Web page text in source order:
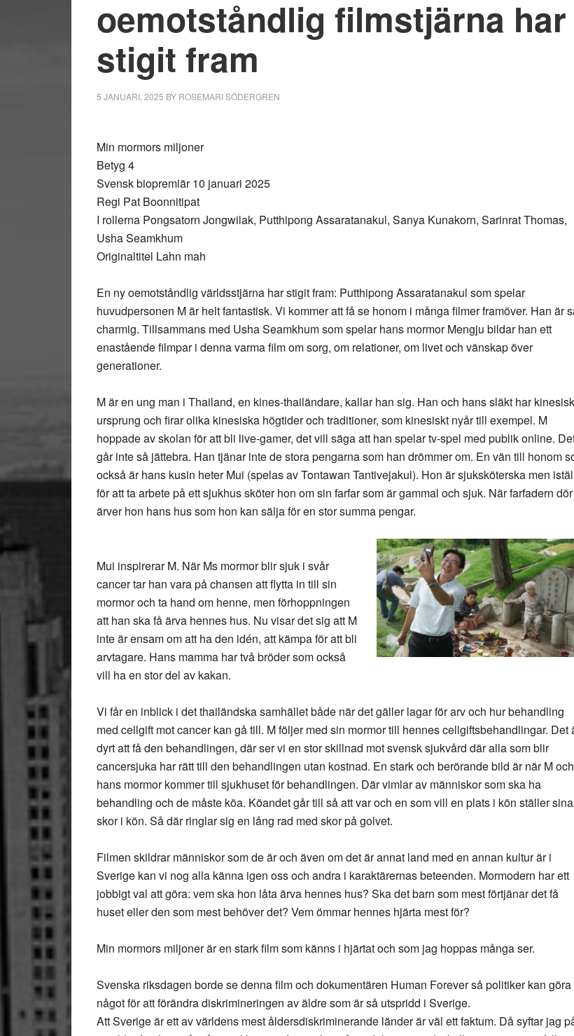
oemotståndlig filmstjärna har
stigit fram
5 JANUARI, 2025 BY ROSEMARI SÖDERGREN
Min mormors miljoner
Betyg 4
Svensk biopremiär 10 januari 2025
Regi Pat Boonnitipat
I rollerna Pongsatorn Jongwilak, Putthipong Assaratanakul, Sanya Kunakorn, Sarinrat Thomas,
Usha Seamkhum
Originaltitel Lahn mah
En ny oemotståndlig världsstjärna har stigit fram: Putthipong Assaratanakul som spelar
huvudpersonen M är helt fantastisk. Vi kommer att få se honom i många filmer framöver. Han är
charmig. Tillsammans med Usha Seamkhum som spelar hans mormor Mengju bildar han ett
enastående filmpar i denna varma film om sorg, om relationer, om livet och vänskap över
generationer.
M är en ung man i Thailand, en kines-thailändare, kallar han sig. Han och hans släkt har
ursprung och firar olika kinesiska högtider och traditioner, som kinesiskt nyår till exempel. M
hoppade av skolan för att bli live-gamer, det vill säga att han spelar tv-spel med publik online.
går inte så jättebra. Han tjänar inte de stora pengarna som han drömmer om. En vän till honom
också är hans kusin heter Mui (spelas av Tontawan Tantivejakul). Hon är sjuksköterska men
för att ta arbete på ett sjukhus sköter hon om sin farfar som är gammal och sjuk. När farfadern dör
ärver hon hans hus som hon kan sälja för en stor summa pengar.
Mui inspirerar M. När Ms mormor blir sjuk i svår
cancer tar han vara på chansen att flytta in till sin
mormor och ta hand om henne, men förhoppningen
att han ska få ärva hennes hus. Nu visar det sig att M
inte är ensam om att ha den idén, att kämpa för att bli
arvtagare. Hans mamma har två bröder som också
vill ha en stor del av kakan.
Vi får en inblick i det thailändska samhället både när det gäller lagar för arv och hur behandling
med cellgift mot cancer kan gå till. M följer med sin mormor till hennes cellgiftsbehandlingar. Det
dyrt att få den behandlingen, där ser vi en stor skillnad mot svensk sjukvård där alla som blir
cancersjuka har rätt till den behandlingen utan kostnad. En stark och berörande bild är när M och
hans mormor kommer till sjukhuset för behandlingen. Där vimlar av människor som ska ha
behandling och de måste köa. Köandet går till så att var och en som vill en plats i kön ställer sina
skor i kön. Så där ringlar sig en lång rad med skor på golvet.
Filmen skildrar människor som de är och även om det är annat land med en annan kultur är i
Sverige kan vi nog alla känna igen oss och andra i karaktärernas beteenden. Mormodern har ett
jobbigt val att göra: vem ska hon låta ärva hennes hus? Ska det barn som mest förtjänar det få
huset eller den som mest behöver det? Vem ömmar hennes hjärta mest för?
Min mormors miljoner är en stark film som känns i hjärtat och som jag hoppas många ser.
Svenska riksdagen borde se denna film och dokumentären Human Forever så politiker kan göra
något för att förändra diskrimineringen av äldre som är så utspridd i Sverige.
Att Sverige är ett av världens mest åldersdiskriminerande länder är väl ett faktum. Då syftar jag